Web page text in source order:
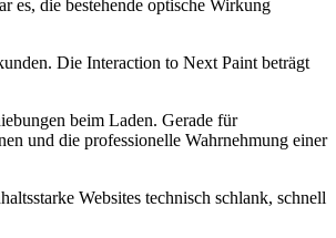
es, die bestehende optische Wirkung
Die Interaction to Next Paint beträgt
beim Laden. Gerade für
und die professionelle Wahrnehmung einer
Websites technisch schlank, schnell